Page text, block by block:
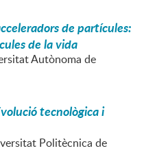
de partícules:
de la vida
Autònoma de
tecnològica i
Politècnica de